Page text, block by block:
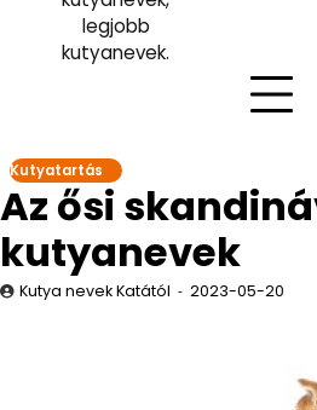
legjobb
kutyanevek.
Kutyatartás
Az ősi
kutyanevek
Kutya nevek Katától 2023-05-20